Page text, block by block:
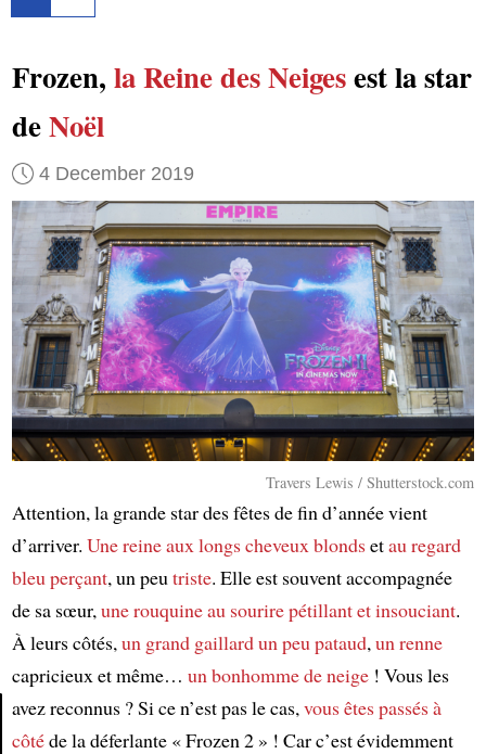
Frozen, la Reine des Neigesest la star
deNoël
4 December 2019
Travers Lewis / Shutterstock.com
Attention, la grande star des fêtes de fin d’année vient
d’arriver. Une reine aux longs cheveux blondsetau regard
bleu perçant, un peutriste. Elle est souvent accompagnée
de sa sœur,une rouquineau sourire pétillant et insouciant.
À leurs côtés,un grand gaillardun peu pataud,un renne
capricieux et même… un bonhomme de neige! Vous les
avez reconnus ? Si ce n’est pas le cas,vous êtes passés à
côtéde la déferlante « Frozen 2 » ! Car c’est évidemment